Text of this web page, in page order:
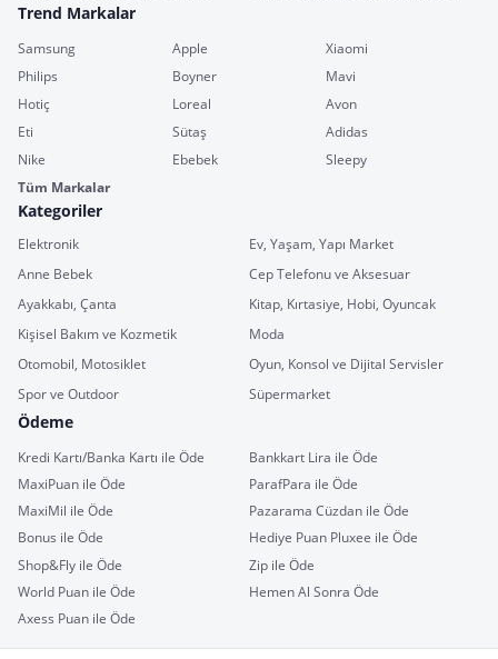
Trend Markalar
Samsung Apple
Xiaomi
Philips
Boyner
Mavi
Hotiç
Loreal
Avon
Eti
Sütaş
Adidas
Nike
Ebebek
Sleepy
Tüm Markalar
Kategoriler
Elektronik
Ev, Yaşam, Yapı Market
Anne Bebek
Cep Telefonu ve Aksesuar
Ayakkabı, Çanta
Kitap, Kırtasiye, Hobi, Oyuncak
Kişisel Bakım ve Kozmetik
Moda
Otomobil, Motosiklet
Oyun, Konsol ve Dijital Servisler
Spor ve Outdoor
Süpermarket
Ödeme
Kredi Kartı/Banka Kartı ile Öde
Bankkart Lira ile Öde
MaxiPuan ile Öde
ParafPara ile Öde
MaxiMil ile Öde
Pazarama Cüzdan ile Öde
Bonus ile Öde
Hediye Puan Pluxee ile Öde
Shop&Fly ile Öde
Zip ile Öde
World Puan ile Öde
Hemen Al Sonra Öde
Axess Puan ile Öde